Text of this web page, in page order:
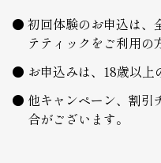
初回体験のお申込は、
テティックをご利用の
お申込みは、18歳以上
他キャンペーン、割引
合がございます。